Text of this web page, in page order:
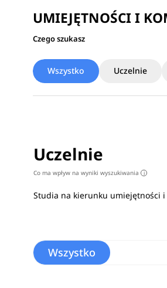
UMIEJĘTNOŚCI I
Czego szukasz
Wszystko Uczelnie
Uczelnie
Co ma wpływ na wyniki wyszukiwania i
Studia na kierunku umiejętności i
Wszystko